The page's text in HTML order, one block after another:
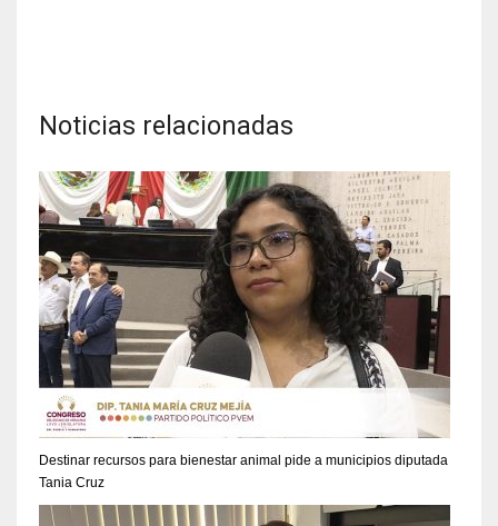
Noticias relacionadas
Destinar recursos para bienestar animal pide a municipios diputada
Tania Cruz